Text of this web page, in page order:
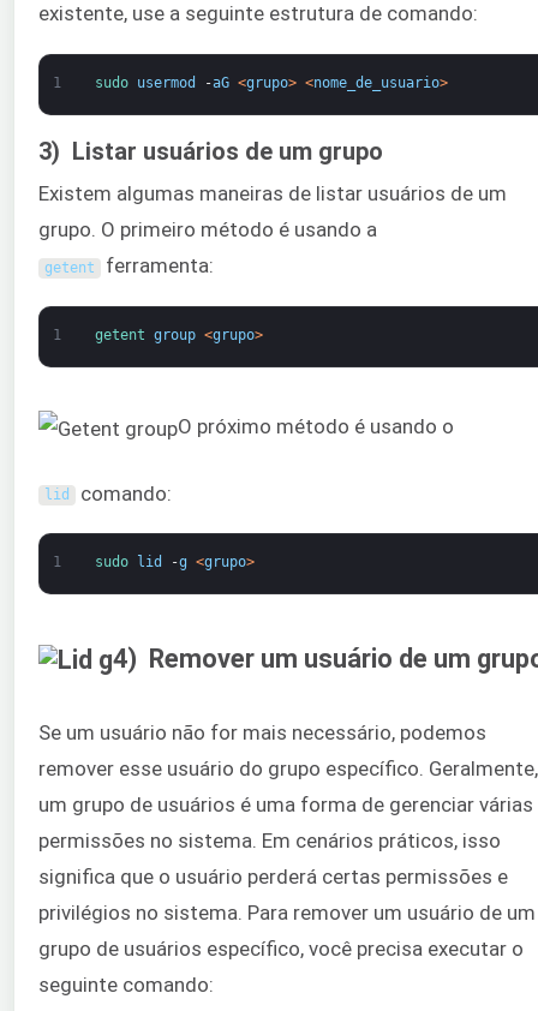
existente, use a seguinte estrutura de comando:
1 sudo usermod -aG <grupo> <nome_de_usuario>
3) Listar usuários de um grupo
Existem algumas maneiras de listar usuários de um
grupo. O primeiro método é usando a
getent ferramenta:
1 getent group <grupo>
O próximo método é usando o
lid comando:
1 sudo lid -g <grupo>
4) Remover um usuário de um
Se um usuário não for mais necessário, podemos
remover esse usuário do grupo específico. Geralmente,
um grupo de usuários é uma forma de gerenciar várias
permissões no sistema. Em cenários práticos, isso
significa que o usuário perderá certas permissões e
privilégios no sistema. Para remover um usuário de um
grupo de usuários específico, você precisa executar o
seguinte comando: